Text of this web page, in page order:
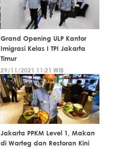
Grand Opening ULP Kantor
Imigrasi Kelas I TPI Jakarta
Timur
29/11/2021 11:21 WIB
Jakarta PPKM Level 1, Makan
di Warteg dan Restoran Kini